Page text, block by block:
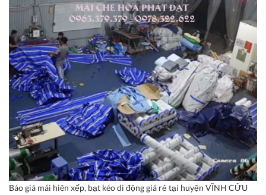
Báo giá mái hiên xếp, bạt kéo di động giá rẻ tại huyện VĨNH CỬU